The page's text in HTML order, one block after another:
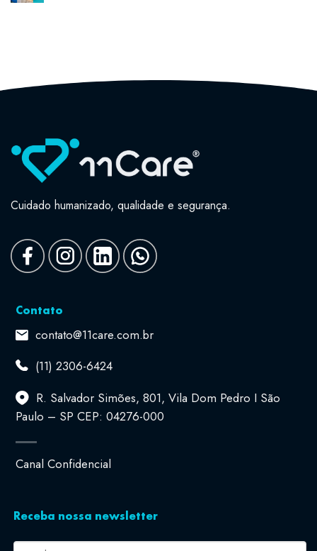
Cuidado humanizado, qualidade e segurança.
Contato
contato@11care.com.br
(11) 2306-6424
R. Salvador Simões, 801, Vila Dom Pedro I São
Paulo – SP CEP: 04276-000
Canal Confidencial
Receba nossa newsletter